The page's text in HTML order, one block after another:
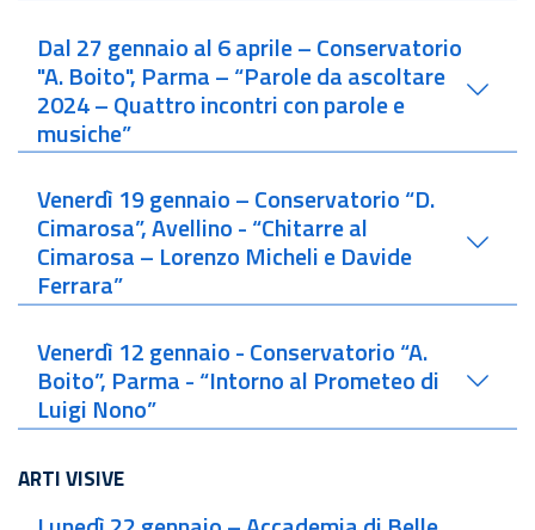
Dal 27 gennaio al 6 aprile – Conservatorio
"A. Boito", Parma – “Parole da ascoltare
2024 – Quattro incontri con parole e
musiche”
Venerdì 19 gennaio – Conservatorio “D.
Cimarosa”, Avellino - “Chitarre al
Cimarosa – Lorenzo Micheli e Davide
Ferrara”
Venerdì 12 gennaio - Conservatorio “A.
Boito”, Parma - “Intorno al Prometeo di
Luigi Nono”
ARTI VISIVE